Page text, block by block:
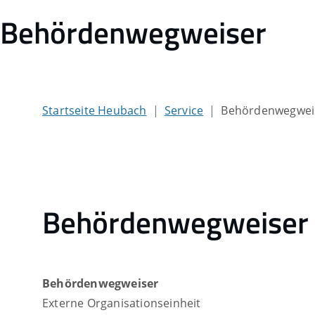
Behördenwegweiser
Startseite Heubach Service
Behördenwegweiser
Behördenwegweiser
Externe Organisationseinheit